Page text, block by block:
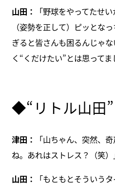
山田：
「野球をやってたせ
（姿勢を正して）ピッとな
ぎると皆さんも困るんじゃ
く“くだけたい”とは思ってま
◆“リトル山田
津田：
「山ちゃん、突然、
ね。あれはストレス？（笑）
山田：
「もともとそういう